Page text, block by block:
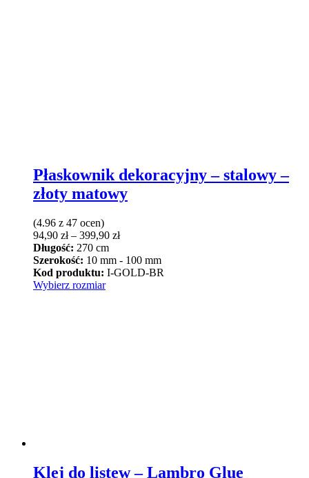
Płaskownik dekoracyjny – stalowy –
złoty matowy
(4.96 z 47 ocen)
94,90 zł – 399,90 złZakres
od
94,90 zł
Długość: 270 cm
Szerokość: 10 mm - 100 mm
Kod produktu: I-GOLD-BR
Wybierz rozmiarTen
Klej do listew – Lambro Glue